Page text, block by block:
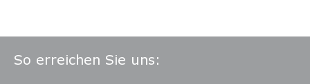
So erreichen Sie uns: